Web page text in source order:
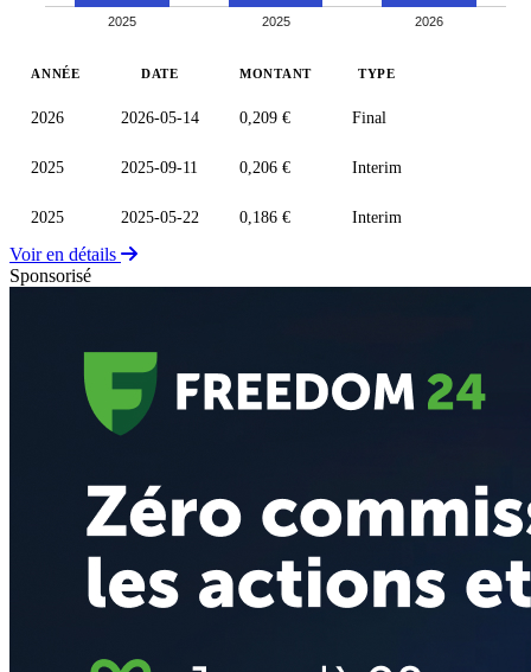
2025 2025 2026
ANNÉE DATE MONTANT TYPE
2026 2026-05-14 0,209 € Final
2025 2025-09-11 0,206 € Interim
2025 2025-05-22 0,186 € Interim
Voir en détails
Sponsorisé